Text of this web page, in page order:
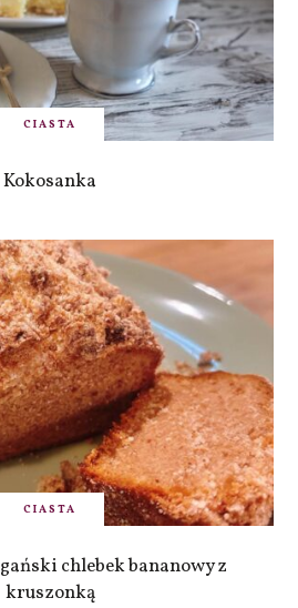
CIASTA
Kokosanka
CIASTA
chlebek bananowy z
kruszonką